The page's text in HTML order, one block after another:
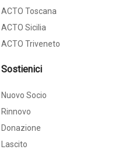
ACTO Toscana
ACTO Sicilia
ACTO Triveneto
Sostienici
Nuovo Socio
Rinnovo
Donazione
Lascito